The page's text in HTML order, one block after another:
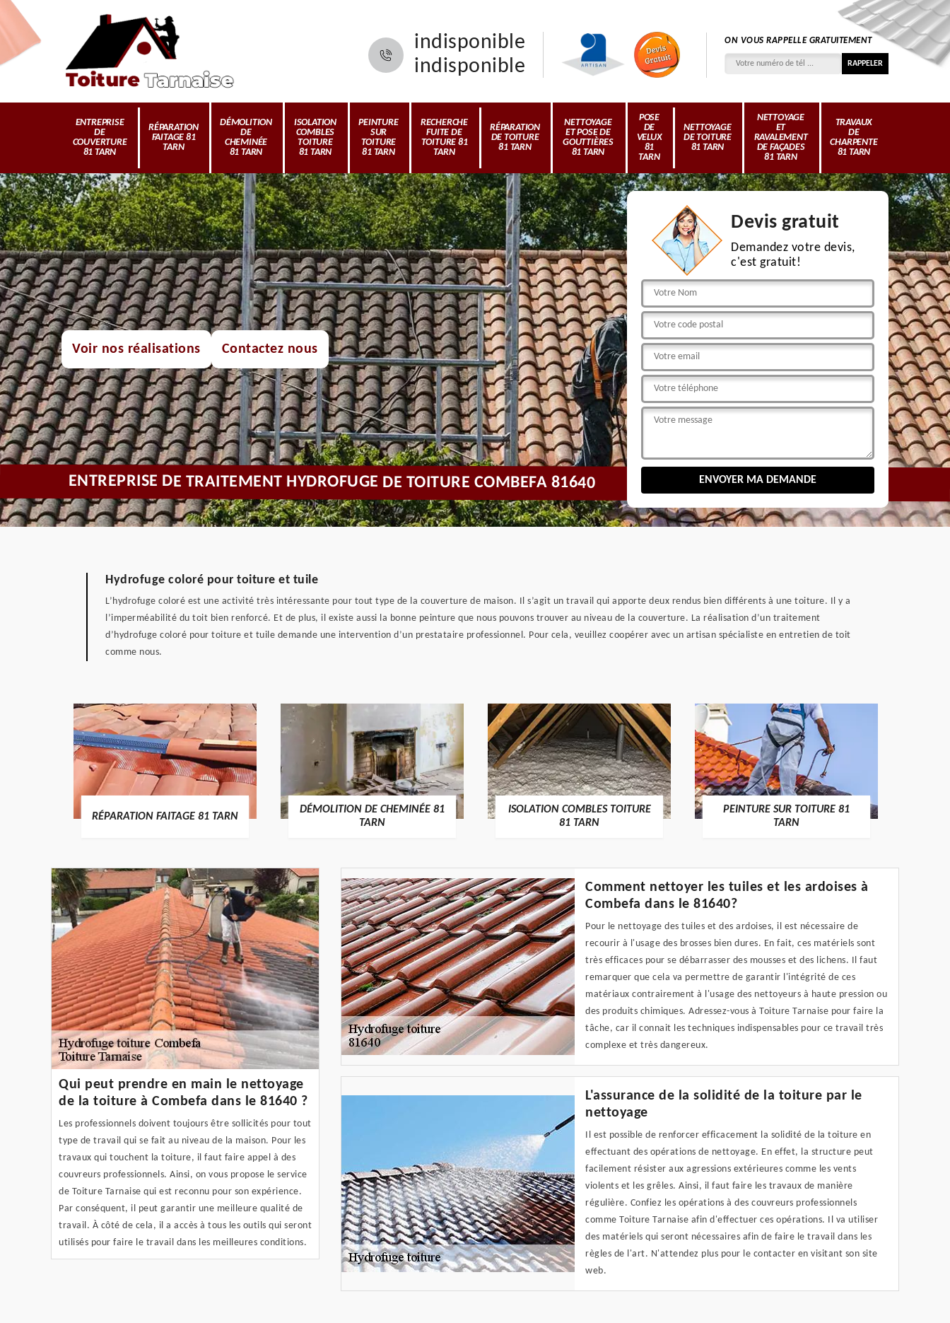
indisponible
indisponible
ON VOUS RAPPELLE GRATUITEMENT
ENTREPRISE
DE
COUVERTURE
81 TARN
RÉPARATION
FAITAGE 81
TARN
DÉMOLITION
DE
CHEMINÉE
81 TARN
ISOLATION
COMBLES
TOITURE
81 TARN
PEINTURE
SUR
TOITURE
81 TARN
RECHERCHE
FUITE DE
TOITURE 81
TARN
RÉPARATION
DE TOITURE
81 TARN
NETTOYAGE
ET POSE DE
GOUTTIÈRES
81 TARN
POSE
DE
VELUX
81
TARN
NETTOYAGE
DE TOITURE
81 TARN
NETTOYAGE
ET
RAVALEMENT
DE FAÇADES
81 TARN
TRAVAUX
DE
CHARPENTE
81 TARN
Voir nos réalisations Contactez nous
Devis gratuit
Demandez votre devis,
c'est gratuit!
ENTREPRISE DE TRAITEMENT HYDROFUGE DE TOITURE COMBEFA 81640
Hydrofuge coloré pour toiture et tuile
L’hydrofuge coloré est une activité très intéressante pour tout type de la couverture de maison. Il s’agit un travail qui apporte deux rendus bien différents à une toiture. Il y a
l’imperméabilité du toit bien renforcé. Et de plus, il existe aussi la bonne peinture que nous pouvons trouver au niveau de la couverture. La réalisation d’un traitement
d’hydrofuge coloré pour toiture et tuile demande une intervention d’un prestataire professionnel. Pour cela, veuillez coopérer avec un artisan spécialiste en entretien de toit
comme nous.
RÉPARATION FAITAGE 81 TARN
DÉMOLITION DE CHEMINÉE 81
TARN
ISOLATION COMBLES TOITURE
81 TARN
PEINTURE SUR TOITURE 81
TARN
Qui peut prendre en main le nettoyage
de la toiture à Combefa dans le 81640 ?
Les professionnels doivent toujours être sollicités pour tout
type de travail qui se fait au niveau de la maison. Pour les
travaux qui touchent la toiture, il faut faire appel à des
couvreurs professionnels. Ainsi, on vous propose le service
de Toiture Tarnaise qui est reconnu pour son expérience.
Par conséquent, il peut garantir une meilleure qualité de
travail. À côté de cela, il a accès à tous les outils qui seront
utilisés pour faire le travail dans les meilleures conditions.
Comment nettoyer les tuiles et les ardoises à
Combefa dans le 81640?
Pour le nettoyage des tuiles et des ardoises, il est nécessaire de
recourir à l'usage des brosses bien dures. En fait, ces matériels sont
très efficaces pour se débarrasser des mousses et des lichens. Il faut
remarquer que cela va permettre de garantir l'intégrité de ces
matériaux contrairement à l'usage des nettoyeurs à haute pression ou
des produits chimiques. Adressez-vous à Toiture Tarnaise pour faire la
tâche, car il connait les techniques indispensables pour ce travail très
complexe et très dangereux.
L'assurance de la solidité de la toiture par le
nettoyage
Il est possible de renforcer efficacement la solidité de la toiture en
effectuant des opérations de nettoyage. En effet, la structure peut
facilement résister aux agressions extérieures comme les vents
violents et les grêles. Ainsi, il faut faire les travaux de manière
régulière. Confiez les opérations à des couvreurs professionnels
comme Toiture Tarnaise afin d'effectuer ces opérations. Il va utiliser
des matériels qui seront nécessaires afin de faire le travail dans les
règles de l'art. N'attendez plus pour le contacter en visitant son site
web.